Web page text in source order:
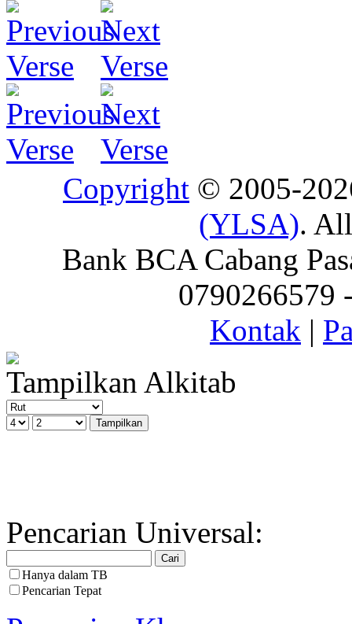
Copyright © 2005-
(YLSA).
Bank BCA Cabang
0790266579
Kontak |
Tampilkan Alkitab
Pencarian Universal:
Hanya dalam TB
Pencarian Tepat